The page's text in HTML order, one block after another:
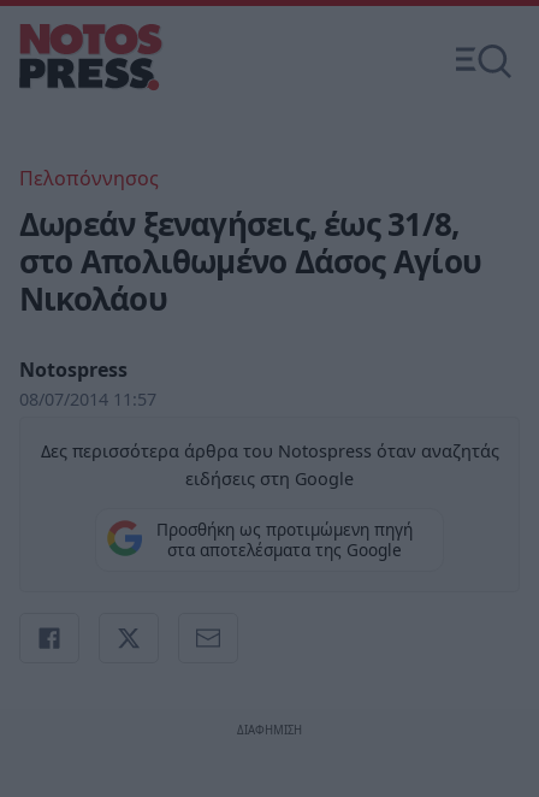
Πελοπόννησος
Δωρεάν ξεναγήσεις, έως 31/8,
στο Απολιθωμένο Δάσος Αγίου
Νικολάου
Notospress
08/07/2014 11:57
Δες περισσότερα άρθρα του Notospress όταν αναζητάς
ειδήσεις στη Google
Προσθήκη ως προτιμώμενη πηγή
στα αποτελέσματα της Google